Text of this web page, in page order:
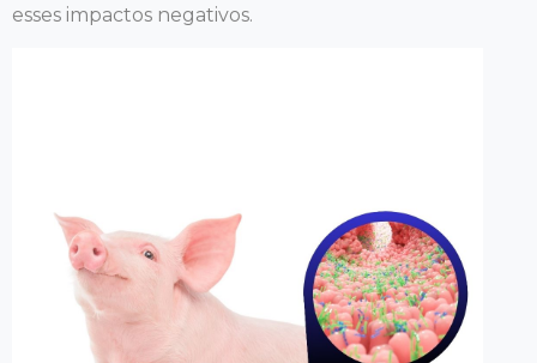
esses impactos negativos.